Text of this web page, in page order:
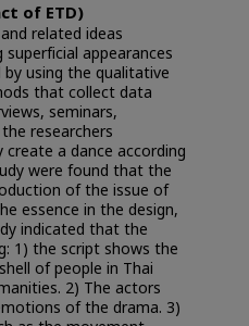
of ETD)
related ideas
appearances
using the qualitative
that collect data
seminars,
researchers
a dance according
were found that the
of the issue of
essence in the design,
indicated that the
1) the script shows the
of people in Thai
2) The actors
of the drama. 3)